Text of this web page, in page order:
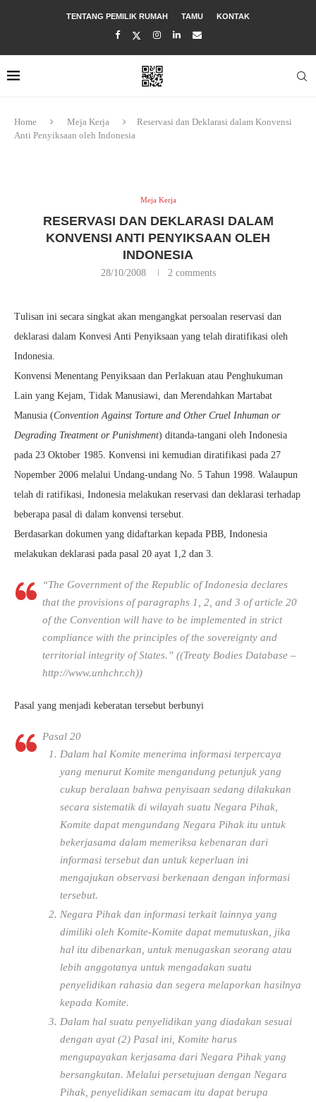
TENTANG PEMILIK RUMAH TAMU KONTAK
Home Meja Kerja
Reservasi dan Deklarasi dalam Konvensi
Anti Penyiksaan oleh Indonesia
Meja Kerja
RESERVASI DAN DEKLARASI DALAM
KONVENSI ANTI PENYIKSAAN OLEH
INDONESIA
28/10/2008 2 comments
Tulisan ini secara singkat akan mengangkat persoalan reservasi dan
deklarasi dalam Konvesi Anti Penyiksaan yang telah diratifikasi oleh
Indonesia.
Konvensi Menentang Penyiksaan dan Perlakuan atau Penghukuman
Lain yang Kejam, Tidak Manusiawi, dan Merendahkan Martabat
Manusia (Convention Against Torture and Other Cruel Inhuman or
Degrading Treatment or Punishment) ditanda-tangani oleh Indonesia
pada 23 Oktober 1985. Konvensi ini kemudian diratifikasi pada 27
Nopember 2006 melalui Undang-undang No. 5 Tahun 1998. Walaupun
telah di ratifikasi, Indonesia melakukan reservasi dan deklarasi terhadap
beberapa pasal di dalam konvensi tersebut.
Berdasarkan dokumen yang didaftarkan kepada PBB, Indonesia
melakukan deklarasi pada pasal 20 ayat 1,2 dan 3.
“The Government of the Republic of Indonesia declares
that the provisions of paragraphs 1, 2, and 3 of article 20
of the Convention will have to be implemented in strict
compliance with the principles of the sovereignty and
territorial integrity of States.” ((Treaty Bodies Database –
http://www.unhchr.ch))
Pasal yang menjadi keberatan tersebut berbunyi
Pasal 20
Dalam hal Komite menerima informasi terpercaya
yang menurut Komite mengandung petunjuk yang
cukup beralaan bahwa penyisaan sedang dilakukan
secara sistematik di wilayah suatu Negara Pihak,
Komite dapat mengundang Negara Pihak itu untuk
bekerjasama dalam memeriksa kebenaran dari
informasi tersebut dan untuk keperluan ini
mengajukan observasi berkenaan dengan informasi
tersebut.
Negara Pihak dan informasi terkait lainnya yang
dimiliki oleh Komite-Komite dapat memutuskan, jika
hal itu dibenarkan, untuk menugaskan seorang atau
lebih anggotanya untuk mengadakan suatu
penyelidikan rahasia dan segera melaporkan hasilnya
kepada Komite.
Dalam hal suatu penyelidikan yang diadakan sesuai
dengan ayat (2) Pasal ini, Komite harus
mengupayakan kerjasama dari Negara Pihak yang
bersangkutan. Melalui persetujuan dengan Negara
Pihak, penyelidikan semacam itu dapat berupa